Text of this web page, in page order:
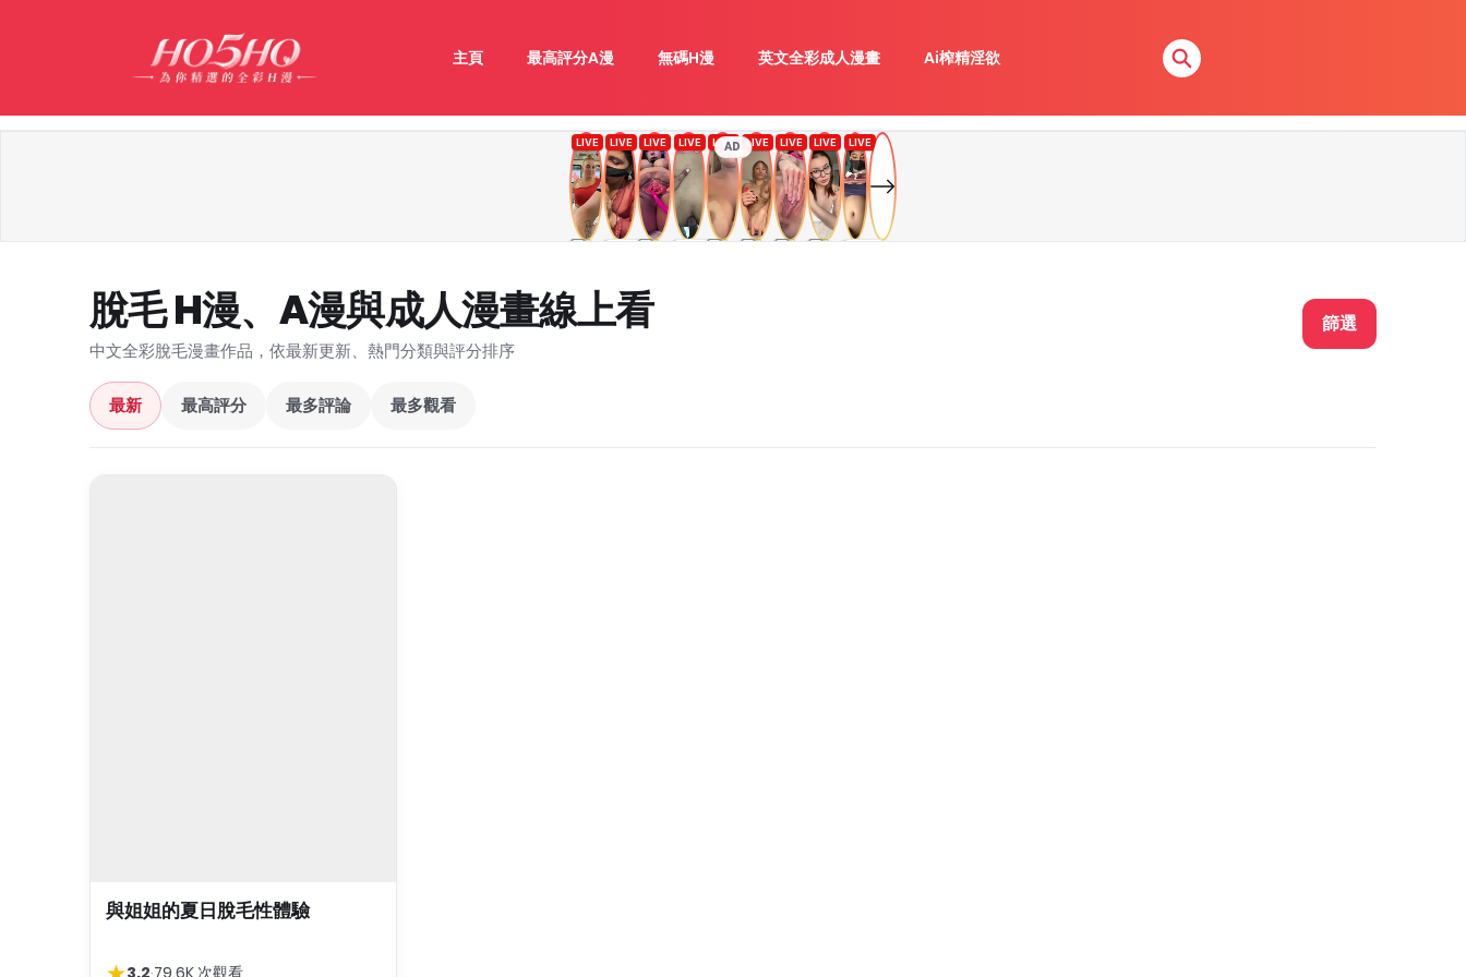
主頁 最高評分A漫 無碼H漫 英文全彩成人漫畫 Ai榨精淫欲
AD
脫毛 H漫、A漫與成人漫畫線上看
中文全彩脫毛漫畫作品，依最新更新、熱門分類與評分排序
篩選
最新 最高評分 最多評論 最多觀看
與姐姐的夏日脫毛性體驗
3.2·79.6K 次觀看